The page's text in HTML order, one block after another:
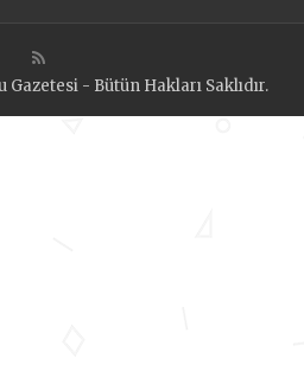
- Bütün Hakları Saklıdır.